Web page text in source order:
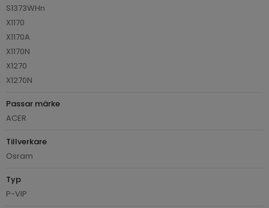
S1373WHn
X1170
X1170A
X1170N
X1270
X1270N
Passar märke
ACER
Tillverkare
Osram
Typ
P-VIP